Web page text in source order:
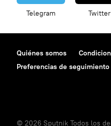
Telegram Twitter
Quiénes somos
Preferencias de seguimiento
© 2026 Sputnik Todos los